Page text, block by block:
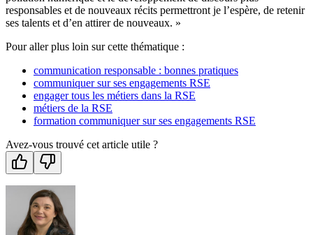
responsables et de nouveaux récits permettront je l’espère, de retenir
ses talents et d’en attirer de nouveaux. »
Pour aller plus loin sur cette thématique :
communication responsable : bonnes pratiques
communiquer sur ses engagements RSE
engager tous les métiers dans la RSE
métiers de la RSE
formation communiquer sur ses engagements RSE
Avez-vous trouvé cet article utile ?